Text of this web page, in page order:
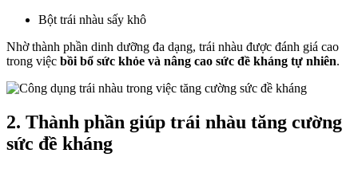
Bột trái nhàu sấy khô
Nhờ thành phần dinh dưỡng đa dạng, trái nhàu được đánh giá cao
trong việc bồi bổ sức khỏe và nâng cao sức đề kháng tự nhiên.
2. Thành phần giúp trái nhàu tăng cường
sức đề kháng